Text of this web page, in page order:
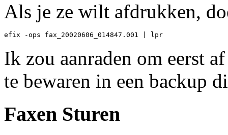
Als je ze wilt afdrukken,
Ik zou aanraden om eerst
te bewaren in een backup
Faxen Sturen